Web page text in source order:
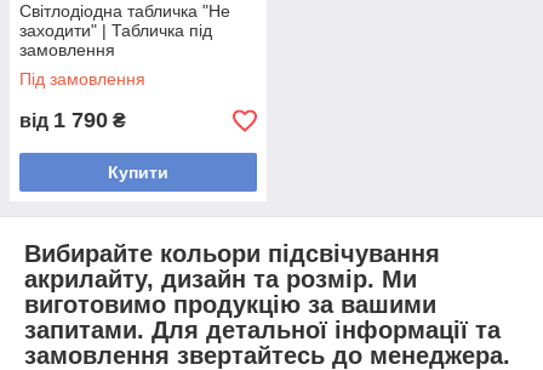
Світлодіодна табличка "Не
заходити" | Табличка під
замовлення
Під замовлення
від 1 790 ₴
Купити
Вибирайте кольори підсвічування
акрилайту, дизайн та розмір. Ми
виготовимо продукцію за вашими
запитами. Для детальної інформації та
замовлення звертайтесь до менеджера.